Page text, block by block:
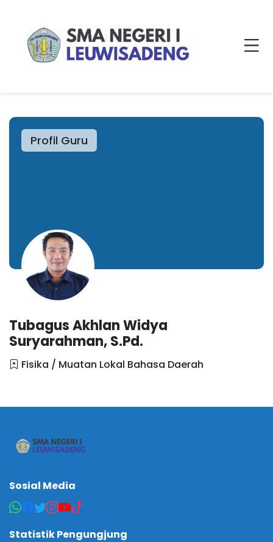
Profil Guru
Tubagus Akhlan Widya
Suryarahman, S.Pd.
Fisika / Muatan Lokal Bahasa Daerah
Sosial Media
Statistik Pengungjung